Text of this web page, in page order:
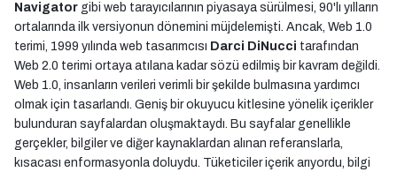
Navigator gibi web tarayıcılarının piyasaya sürülmesi, 90'lı yılların
ortalarında ilk versiyonun dönemini müjdelemişti. Ancak, Web 1.0
terimi, 1999 yılında web tasarımcısı Darci DiNucci tarafından
Web 2.0 terimi ortaya atılana kadar sözü edilmiş bir kavram değildi.
Web 1.0, insanların verileri verimli bir şekilde bulmasına yardımcı
olmak için tasarlandı. Geniş bir okuyucu kitlesine yönelik içerikler
bulunduran sayfalardan oluşmaktaydı. Bu sayfalar genellikle
gerçekler, bilgiler ve diğer kaynaklardan alınan referanslarla,
kısacası enformasyonla doluydu. Tüketiciler içerik arıyordu, bilgi